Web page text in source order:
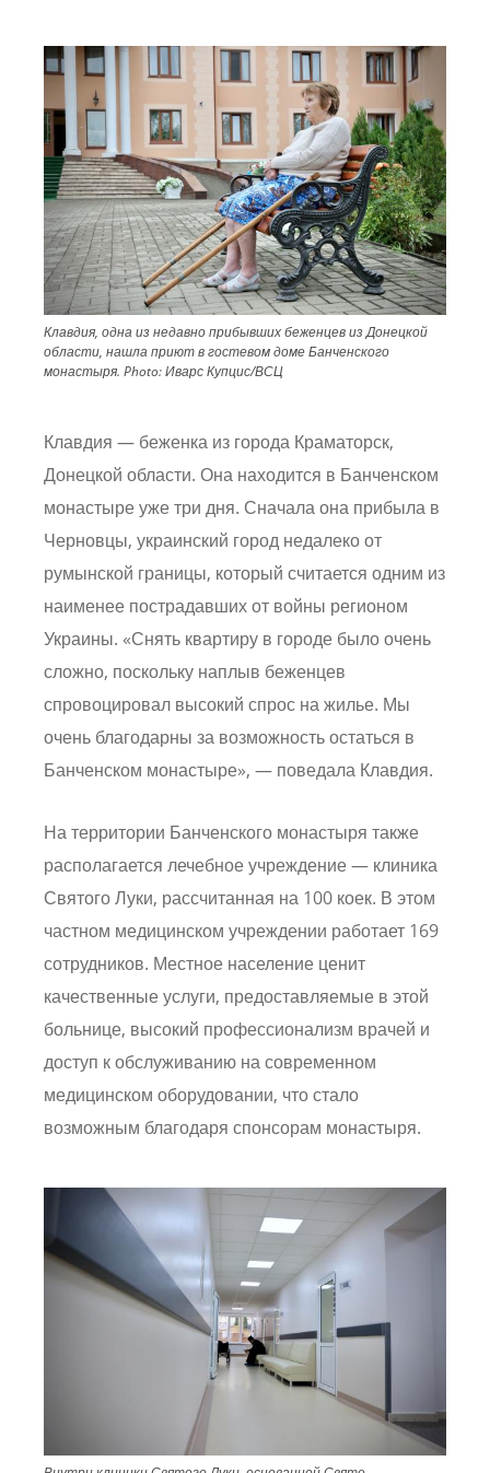
Image
Клавдия, одна из недавно прибывших беженцев из Донецкой
области, нашла приют в гостевом доме Банченского
монастыря. Photo:Иварс Купцис/ВСЦ
Клавдия — беженка из города Краматорск,
Донецкой области. Она находится в Банченском
монастыре уже три дня. Сначала она прибыла в
Черновцы, украинский город недалеко от
румынской границы, который считается одним из
наименее пострадавших от войны регионом
Украины. «Снять квартиру в городе было очень
сложно, поскольку наплыв беженцев
спровоцировал высокий спрос на жилье. Мы
очень благодарны за возможность остаться в
Банченском монастыре», — поведала Клавдия.
На территории Банченского монастыря также
располагается лечебное учреждение — клиника
Святого Луки, рассчитанная на 100 коек. В этом
частном медицинском учреждении работает 169
сотрудников. Местное население ценит
качественные услуги, предоставляемые в этой
больнице, высокий профессионализм врачей и
доступ к обслуживанию на современном
медицинском оборудовании, что стало
возможным благодаря спонсорам монастыря.